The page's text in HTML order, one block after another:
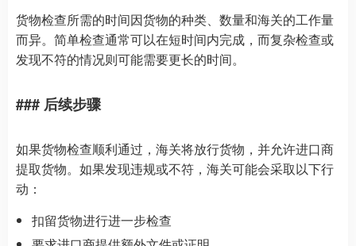
货物检查所需的时间因货物的种类、数量和海关的工作量
而异。简单检查通常可以在短时间内完成，而复杂检查或
发现不符的情况则可能需要更长的时间。
### 后续步骤
如果货物检查顺利通过，海关将放行货物，并允许进口商
提取货物。如果发现违规或不符，海关可能会采取以下行
动：
扣留货物进行进一步检查